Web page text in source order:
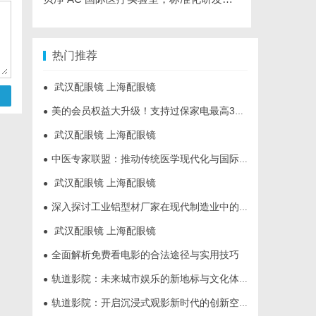
热门推荐
● 武汉配眼镜 上海配眼镜
● 美的会员权益大升级！支持过保家电最高3000元免费维修
● 武汉配眼镜 上海配眼镜
● 中医专家联盟：推动传统医学现代化与国际化的桥梁
● 武汉配眼镜 上海配眼镜
● 深入探讨工业铝型材厂家在现代制造业中的重要角色与发展趋势
● 武汉配眼镜 上海配眼镜
● 全面解析免费看电影的合法途径与实用技巧
● 轨道影院：未来城市娱乐的新地标与文化体验空间
● 轨道影院：开启沉浸式观影新时代的创新空间体验